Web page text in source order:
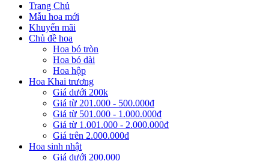
Trang Chủ
Mẫu hoa mới
Khuyến mãi
Chủ đề hoa
Hoa bó tròn
Hoa bó dài
Hoa hộp
Hoa Khai trương
Giá dưới 200k
Giá từ 201.000 - 500.000đ
Giá từ 501.000 - 1.000.000đ
Giá từ 1.001.000 - 2.000.000đ
Giá trên 2.000.000đ
Hoa sinh nhật
Giá dưới 200.000